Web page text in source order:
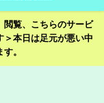
閲覧、こちらのサービ
＞本日は足元が悪い中
。